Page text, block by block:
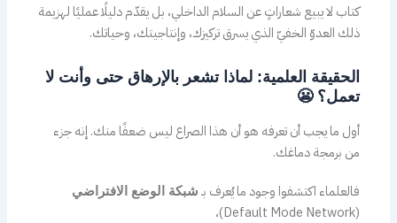
كتاب لا يبيع شعاراتٍ عن السلام الداخلي، بل يقدّم دليلًا عمليًا لهزيمة
ذلك العدوّ الخفيّ الذي يسرق تركيزك، وإنتاجيتك، وحياتك.
الحقيقة العلمية: لماذا تشعر بالإرهاق حتى وأنت لا
تعمل؟ 😬
أول ما يجب أن تعرفه هو أن هذا الصراع ليس ضعفًا منك. إنه جزء
من برمجة دماغك.
فالعلماء اكتشفوا وجود ما يُعرف بـ شبكة الوضع الافتراضي
(Default Mode Network)،